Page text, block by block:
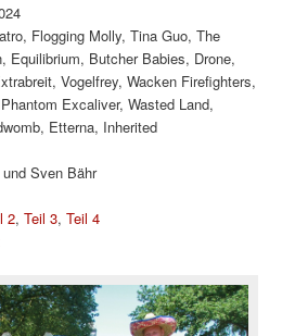
Flogging Molly, Tina Guo, The
Equilibrium, Butcher Babies, Drone,
Vogelfrey, Wacken Firefighters,
Excaliver, Wasted Land,
Etterna, Inherited
Sven Bähr
2,Teil 3,Teil 4